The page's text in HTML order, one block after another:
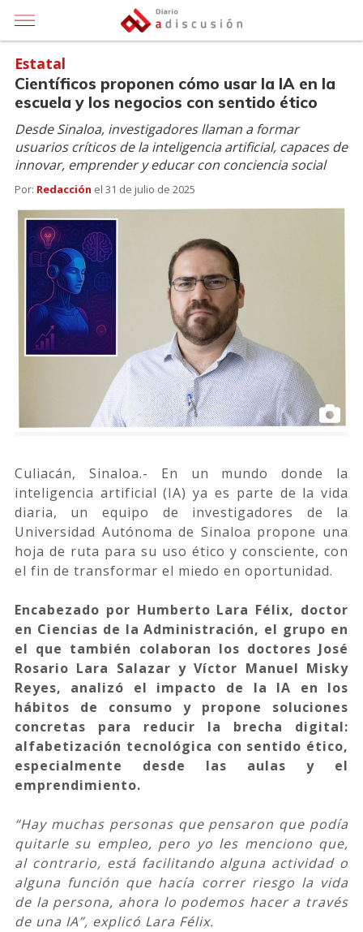
Estatal
Científicos proponen cómo usar la IA en la
escuela y los negocios con sentido ético
Desde Sinaloa, investigadores llaman a formar
usuarios críticos de la inteligencia artificial, capaces de
innovar, emprender y educar con conciencia social
Por: Redacción el 31 de julio de 2025
Culiacán, Sinaloa.- En un mundo donde la
inteligencia artificial (IA) ya es parte de la vida
diaria, un equipo de investigadores de la
Universidad Autónoma de Sinaloa propone una
hoja de ruta para su uso ético y consciente, con
el fin de transformar el miedo en oportunidad.
Encabezado por Humberto Lara Félix, doctor
en Ciencias de la Administración, el grupo en
el que también colaboran los doctores José
Rosario Lara Salazar y Víctor Manuel Misky
Reyes, analizó el impacto de la IA en los
hábitos de consumo y propone soluciones
concretas para reducir la brecha digital:
alfabetización tecnológica con sentido ético,
especialmente desde las aulas y el
emprendimiento.
“Hay muchas personas que pensaron que podía
quitarle su empleo, pero yo les menciono que,
al contrario, está facilitando alguna actividad o
alguna función que hacía correr riesgo la vida
de la persona, ahora lo podemos hacer a través
de una IA”, explicó Lara Félix.